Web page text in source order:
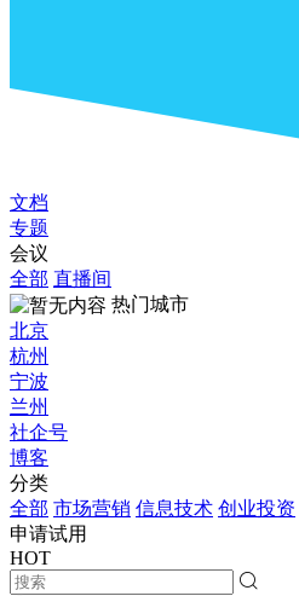
文档
专题
会议
全部 直播间
热门城市
北京
杭州
宁波
兰州
社企号
博客
分类
全部 市场营销 信息技术 创业投资
申请试用
HOT